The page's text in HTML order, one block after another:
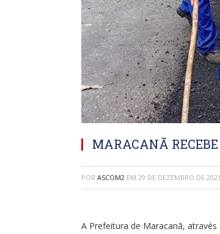
MARACANÃ
POR ASCOM2 EM 29 DE DEZEMBRO DE
A Prefeitura de Maracanã,